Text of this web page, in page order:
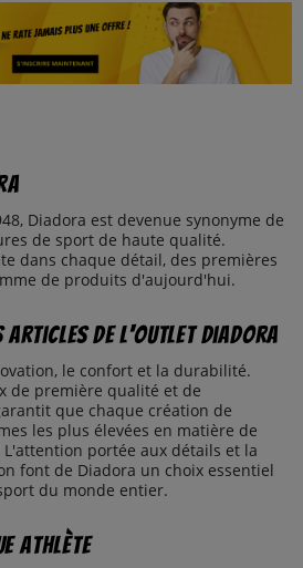
Diadora est devenue synonyme de
de sport de haute qualité.
dans chaque détail, des premières
de produits d'aujourd'hui.
articles de l'outlet Diadora
le confort et la durabilité.
de première qualité et de
que chaque création de
les plus élevées en matière de
portée aux détails et la
font de Diadora un choix essentiel
du monde entier.
athlète